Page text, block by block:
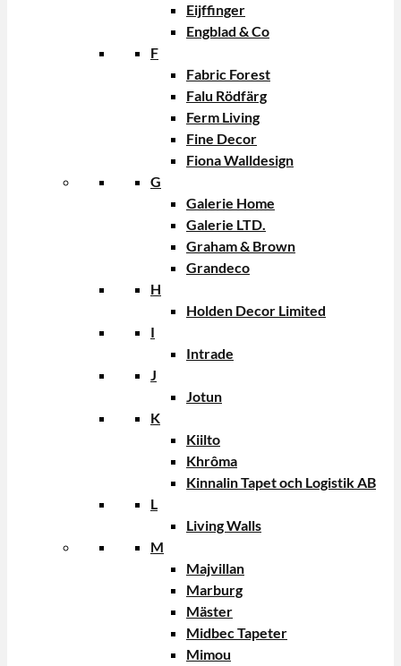
Eijffinger
Engblad & Co
F
Fabric Forest
Falu Rödfärg
Ferm Living
Fine Decor
Fiona Walldesign
G
Galerie Home
Galerie LTD.
Graham & Brown
Grandeco
H
Holden Decor Limited
I
Intrade
J
Jotun
K
Kiilto
Khrôma
Kinnalin Tapet och Logistik AB
L
Living Walls
M
Majvillan
Marburg
Mäster
Midbec Tapeter
Mimou